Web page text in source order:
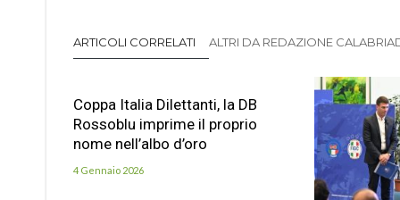
ARTICOLI CORRELATI ALTRI DA REDAZIONE
Coppa Italia Dilettanti, la DB
Rossoblu imprime il proprio
nome nell’albo d’oro
4 Gennaio 2026